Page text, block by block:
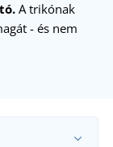
A trikónak
- és nem